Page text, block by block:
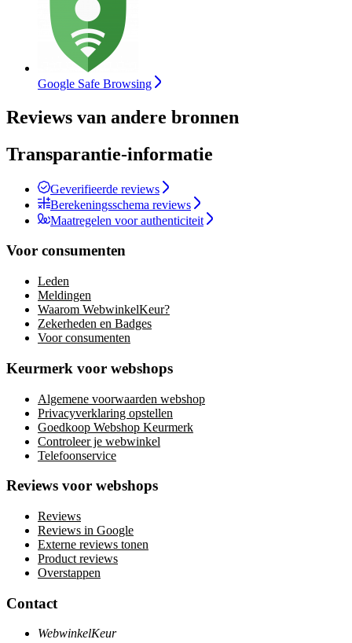
Google Safe Browsing
Reviews van andere bronnen
Transparantie-informatie
Geverifieerde reviews
Berekeningsschema reviews
Maatregelen voor authenticiteit
Voor consumenten
Leden
Meldingen
Waarom WebwinkelKeur?
Zekerheden en Badges
Voor consumenten
Keurmerk voor webshops
Algemene voorwaarden webshop
Privacyverklaring opstellen
Goedkoop Webshop Keurmerk
Controleer je webwinkel
Telefoonservice
Reviews voor webshops
Reviews
Reviews in Google
Externe reviews tonen
Product reviews
Overstappen
Contact
WebwinkelKeur